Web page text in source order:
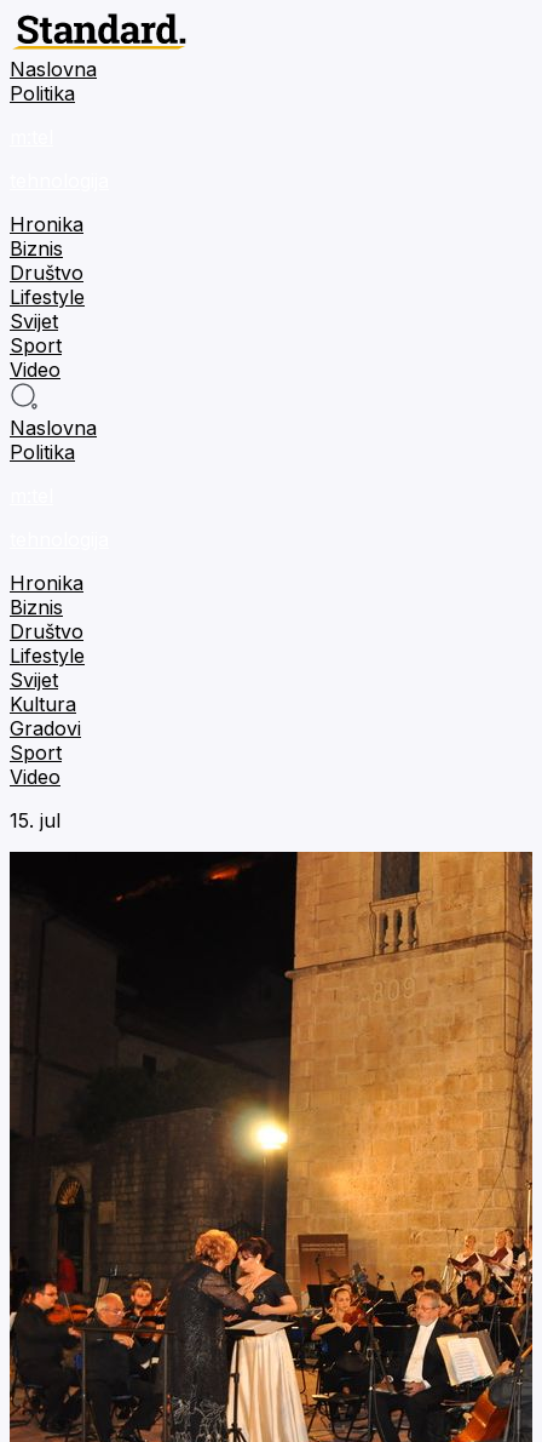
Naslovna
Politika
Hronika
Biznis
Društvo
Lifestyle
Svijet
Sport
Video
Naslovna
Politika
Hronika
Biznis
Društvo
Lifestyle
Svijet
Kultura
Gradovi
Sport
Video
15. jul